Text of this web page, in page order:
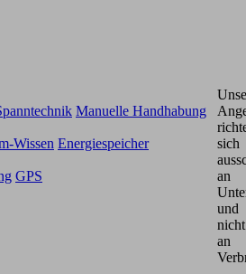
Manuelle Handhabung
Wissen Energiespeicher
GPS
sich
an
und
nicht
an